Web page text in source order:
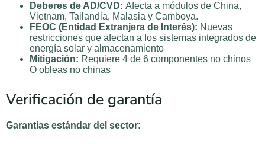
Deberes de AD/CVD: Afecta a módulos de China,
Vietnam, Tailandia, Malasia y Camboya.
FEOC (Entidad Extranjera de Interés): Nuevas
restricciones que afectan a los sistemas integrados de
energía solar y almacenamiento
Mitigación: Requiere 4 de 6 componentes no chinos
O obleas no chinas
Verificación de garantía
Garantías estándar del sector: